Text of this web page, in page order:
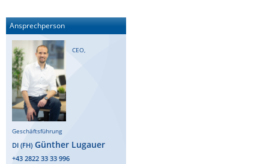
Ansprechperson
CEO,
Geschäftsführung
DI (FH) Günther Lugauer
+43 2822 33 33 996